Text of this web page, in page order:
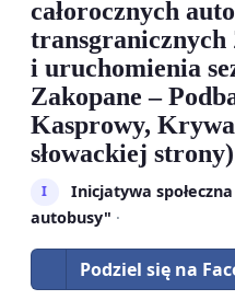
całorocznych
transgranicznych
i uruchomienia
Zakopane –
Kasprowy,
słowackiej strony)
I
Inicjatywa
autobusy" ·
Podziel się na